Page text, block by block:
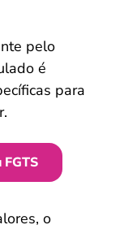
pelo
é
para
o